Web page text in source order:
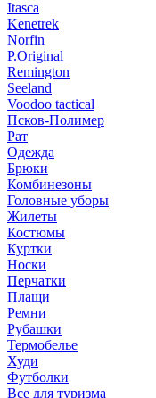
Itasca
Kenetrek
Norfin
P.Original
Remington
Seeland
Voodoo tactical
Псков-Полимер
Рат
Одежда
Брюки
Комбинезоны
Головные уборы
Жилеты
Костюмы
Куртки
Носки
Перчатки
Плащи
Ремни
Рубашки
Термобелье
Худи
Футболки
Все для туризма